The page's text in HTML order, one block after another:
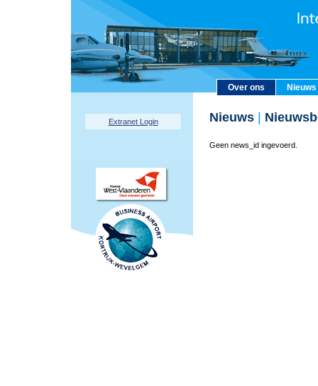
Over ons Nieuws
Extranet Login Nieuws
Geen news_id ingevoerd.